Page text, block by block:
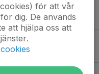
för att vår
dig. De används
att hjälpa oss att